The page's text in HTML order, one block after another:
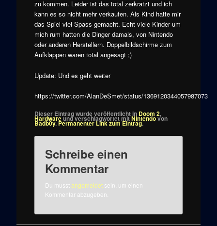
zu kommen. Leider ist das total zerkratzt und ich
kann es so nicht mehr verkaufen. Als Kind hatte mir
das Spiel viel Spass gemacht. Echt viele Kinder um
mich rum hatten die Dinger damals, von Nintendo
oder anderen Herstellern. Doppelbildschirme zum
Aufklappen waren total angesagt ;)
Update: Und es geht weiter
https://twitter.com/AlanDeSmet/status/1369120344057987073
Dieser Eintrag wurde veröffentlicht in Doom 2,
Hardwareund verschlagwortet mitNintendovon
Badb0y.Permanenter Link zum Eintrag.
Schreibe einen
Kommentar
Du musstangemeldetsein, um einen
Kommentar abzugeben.